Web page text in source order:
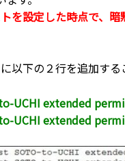
を設定した時点で、
以下の２行を追加する
UCHI extended
UCHI extended